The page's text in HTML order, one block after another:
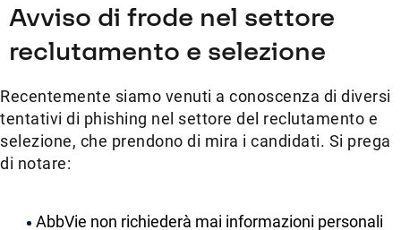
Avviso di frode nel settore
reclutamento e selezione
Recentemente siamo venuti a conoscenza di diversi
tentativi di phishing nel settore del reclutamento e
selezione, che prendono di mira i candidati. Si prega
di notare:
AbbVie non richiederà mai informazioni personali